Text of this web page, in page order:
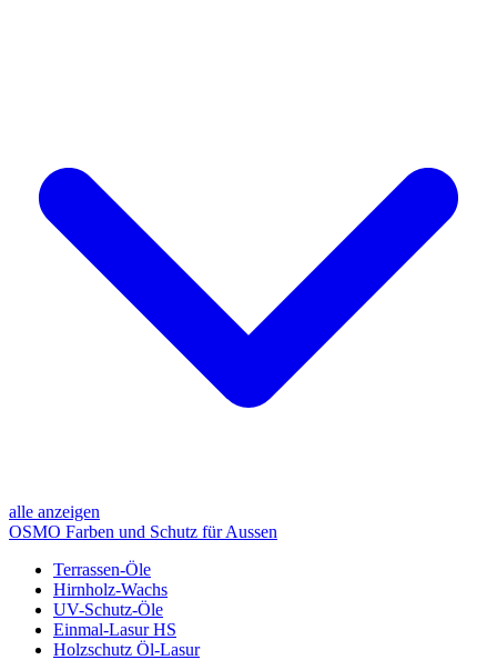
alle anzeigen
OSMO Farben und Schutz für Aussen
Terrassen-Öle
Hirnholz-Wachs
UV-Schutz-Öle
Einmal-Lasur HS
Holzschutz Öl-Lasur